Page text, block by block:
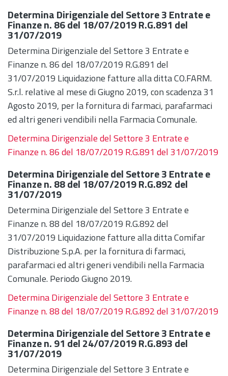
Determina Dirigenziale del Settore 3 Entrate e
Finanze n. 86 del 18/07/2019 R.G.891 del
31/07/2019
Determina Dirigenziale del Settore 3 Entrate e
Finanze n. 86 del 18/07/2019 R.G.891 del
31/07/2019 Liquidazione fatture alla ditta CO.FARM.
S.r.l. relative al mese di Giugno 2019, con scadenza 31
Agosto 2019, per la fornitura di farmaci, parafarmaci
ed altri generi vendibili nella Farmacia Comunale.
Determina Dirigenziale del Settore 3 Entrate e
Finanze n. 86 del 18/07/2019 R.G.891 del 31/07/2019
Determina Dirigenziale del Settore 3 Entrate e
Finanze n. 88 del 18/07/2019 R.G.892 del
31/07/2019
Determina Dirigenziale del Settore 3 Entrate e
Finanze n. 88 del 18/07/2019 R.G.892 del
31/07/2019 Liquidazione fatture alla ditta Comifar
Distribuzione S.p.A. per la fornitura di farmaci,
parafarmaci ed altri generi vendibili nella Farmacia
Comunale. Periodo Giugno 2019.
Determina Dirigenziale del Settore 3 Entrate e
Finanze n. 88 del 18/07/2019 R.G.892 del 31/07/2019
Determina Dirigenziale del Settore 3 Entrate e
Finanze n. 91 del 24/07/2019 R.G.893 del
31/07/2019
Determina Dirigenziale del Settore 3 Entrate e